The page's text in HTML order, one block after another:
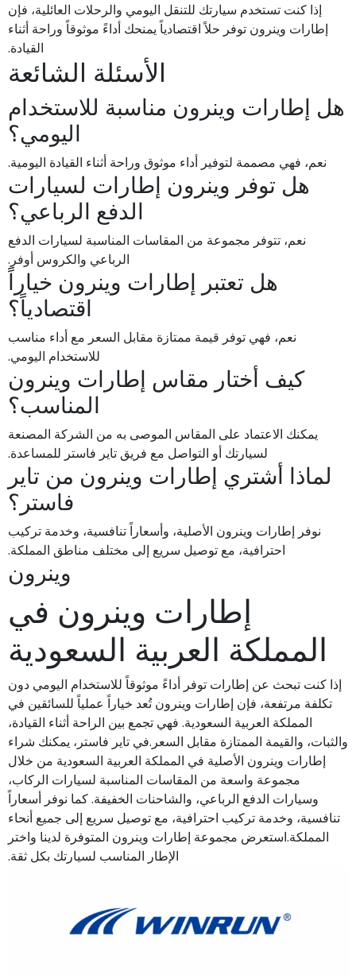
إذا كنت تستخدم سيارتك للتنقل اليومي والرحلات العائلية، فإن
إطارات وينرون توفر حلاً اقتصادياً يمنحك أداءً موثوقاً وراحة أثناء
القيادة.
الأسئلة الشائعة
هل إطارات وينرون مناسبة للاستخدام
اليومي؟
نعم، فهي مصممة لتوفير أداء موثوق وراحة أثناء القيادة اليومية.
هل توفر وينرون إطارات لسيارات
الدفع الرباعي؟
نعم، تتوفر مجموعة من المقاسات المناسبة لسيارات الدفع
الرباعي والكروس أوفر.
هل تعتبر إطارات وينرون خياراً
اقتصادياً؟
نعم، فهي توفر قيمة ممتازة مقابل السعر مع أداء مناسب
للاستخدام اليومي.
كيف أختار مقاس إطارات وينرون
المناسب؟
يمكنك الاعتماد على المقاس الموصى به من الشركة المصنعة
لسيارتك أو التواصل مع فريق تاير فاستر للمساعدة.
لماذا أشتري إطارات وينرون من تاير
فاستر؟
نوفر إطارات وينرون الأصلية، وأسعاراً تنافسية، وخدمة تركيب
احترافية، مع توصيل سريع إلى مختلف مناطق المملكة.
وينرون
إطارات وينرون في
المملكة العربية السعودية
إذا كنت تبحث عن إطارات توفر أداءً موثوقاً للاستخدام اليومي دون
تكلفة مرتفعة، فإن إطارات وينرون تُعد خياراً عملياً للسائقين في
المملكة العربية السعودية. فهي تجمع بين الراحة أثناء القيادة،
والثبات، والقيمة الممتازة مقابل السعر.في تاير فاستر، يمكنك شراء
إطارات وينرون الأصلية في المملكة العربية السعودية من خلال
مجموعة واسعة من المقاسات المناسبة لسيارات الركاب،
وسيارات الدفع الرباعي، والشاحنات الخفيفة. كما نوفر أسعاراً
تنافسية، وخدمة تركيب احترافية، مع توصيل سريع إلى جميع أنحاء
المملكة.استعرض مجموعة إطارات وينرون المتوفرة لدينا واختر
الإطار المناسب لسيارتك بكل ثقة.